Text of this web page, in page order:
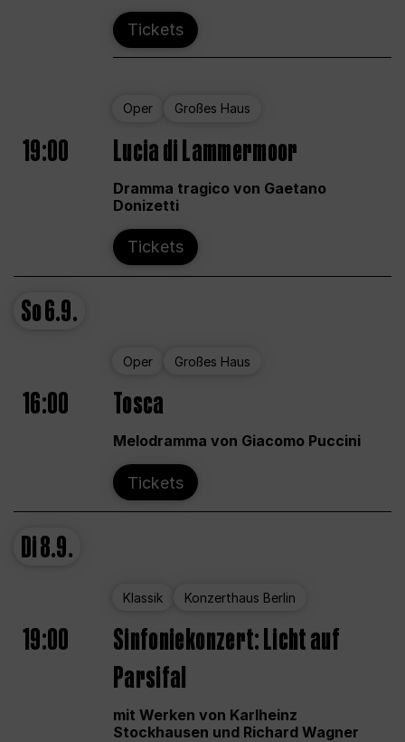
Tickets
Oper Großes Haus
19:00 Lucia di Lammermoor
Dramma tragico von Gaetano
Donizetti
Tickets
So6.9.
Oper Großes Haus
16:00 Tosca
Melodramma von Giacomo Puccini
Tickets
Di8.9.
Klassik Konzerthaus Berlin
19:00
Sinfoniekonzert: Licht auf
Parsifal
mit Werken von Karlheinz
Stockhausen und Richard Wagner